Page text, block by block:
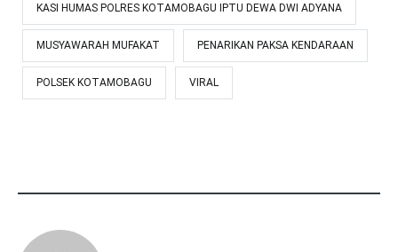
KASI HUMAS POLRES KOTAMOBAGU IPTU DEWA DWI ADYANA
MUSYAWARAH MUFAKAT PENARIKAN PAKSA KENDARAAN
POLSEK KOTAMOBAGU VIRAL